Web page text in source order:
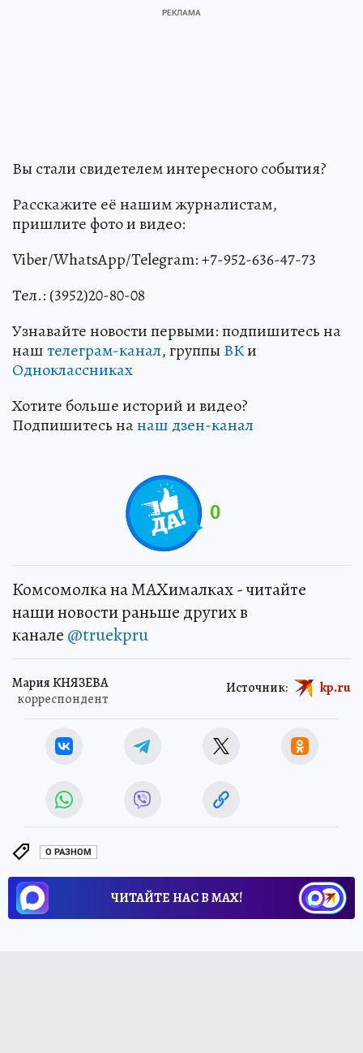
Вы стали свидетелем интересного события?
Расскажите её нашим журналистам,
пришлите фото и видео:
Viber/WhatsApp/Telegram: +7-952-636-47-73
Тел.: (3952)20-80-08
Узнавайте новости первыми: подпишитесь на
наштелеграм-канал, группы ВКи
Одноклассниках
Хотите больше историй и видео?
Подпишитесь нанаш дзен-канал
0
Комсомолка на MAXималках - читайте
наши новости раньше других в
канале @truekpru
Мария КНЯЗЕВА
корреспондент
Источник: kp.ru
О РАЗНОМ
ЧИТАЙТЕ НАС В МАХ!